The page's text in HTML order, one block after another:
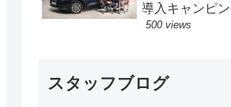
導入キャンピ
要・スペック・
500 views
スタッフブログ